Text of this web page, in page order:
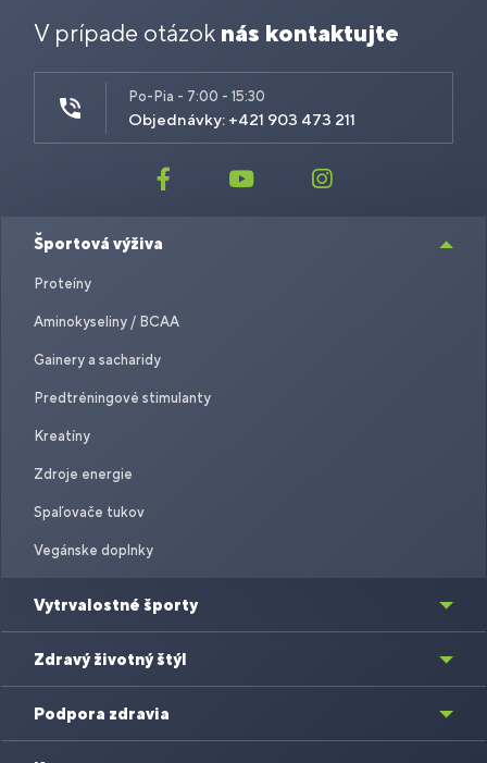
V prípade otázok nás kontaktujte
Po-Pia - 7:00 - 15:30
Objednávky: +421 903 473 211
Športová výživa
Proteíny
Aminokyseliny / BCAA
Gainery a sacharidy
Predtréningové stimulanty
Kreatíny
Zdroje energie
Spaľovače tukov
Vegánske doplnky
Vytrvalostné športy
Zdravý životný štýl
Podpora zdravia